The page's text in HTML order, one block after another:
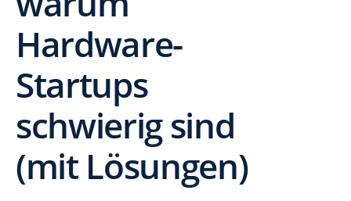
Hardware-
Startups
schwierig sind
(mit Lösungen)